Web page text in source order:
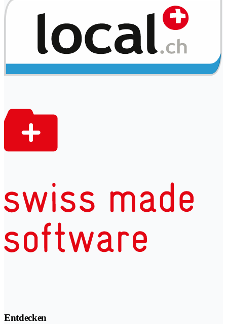
Entdecken